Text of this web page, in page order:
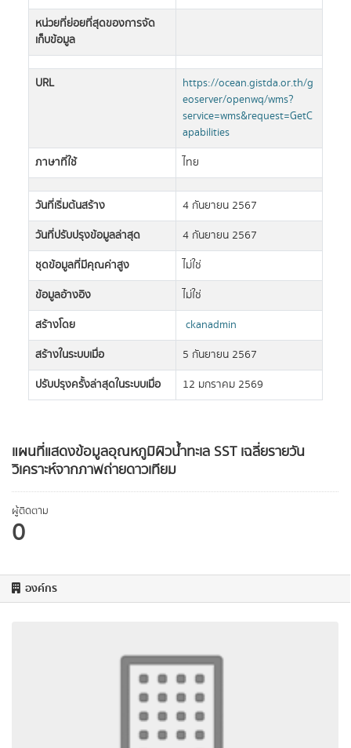
แผนที่แสดงข้อมูลอุณหภูมิผิวน้ำทะเล SST เฉลี่ยรายวัน
วิเคราะห์จากภาพถ่ายดาวเทียม
ผู้ติดตาม
0
องค์กร
หน่วยที่ย่อยที่สุดของการจัด
เก็บข้อมูล
URL
https://ocean.gistda.or.th/g
eoserver/openwq/wms?
service=wms&request=GetC
apabilities
ภาษาที่ใช้
ไทย
วันที่เริ่มต้นสร้าง
4 กันยายน 2567
วันที่ปรับปรุงข้อมูลล่าสุด
4 กันยายน 2567
ชุดข้อมูลที่มีคุณค่าสูง
ไม่ใช่
ข้อมูลอ้างอิง
ไม่ใช่
สร้างโดย
ckanadmin
สร้างในระบบเมื่อ
5 กันยายน 2567
ปรับปรุงครั้งล่าสุดในระบบเมื่อ
12 มกราคม 2569